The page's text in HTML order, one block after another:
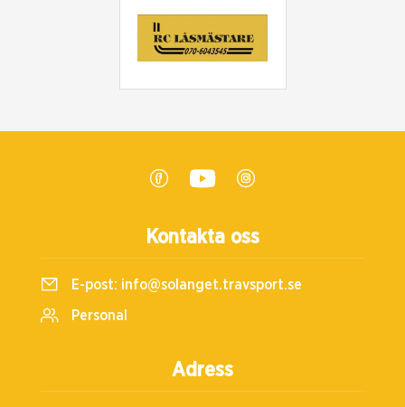
Kontakta oss
E-post: info@solanget.travsport.se
Personal
Adress